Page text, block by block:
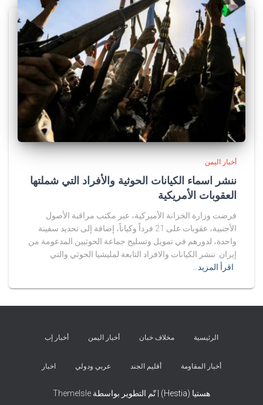
أخبار اليمن
ننشر اسماء الكيانات الحوثية والأفراد التي شملتها
العقوبات الأمريكية
فرضت وزارة الخزانة الأميركية، عبر مكتب مراقبة الأصول
الأجنبية، عقوبات على 21 فرداً وكياناً، إضافة إلى تحديد سفينة
واحدة، لدورهم في تمويل وتسليح جماعة الحوثيين المدعومة من
إيران. ننشر الكيانات والافراد التابعة لمليشيا الحوثي والتي
اقرأ المزيد…
الرئيسية مخلاف خبان أخبار اليمن أخبار إب
أخبار المقاومة أقليم الجند عربي ودولي اخبار
هستيا (Hestia) | تّم التطوير بواسطة ThemeIsle